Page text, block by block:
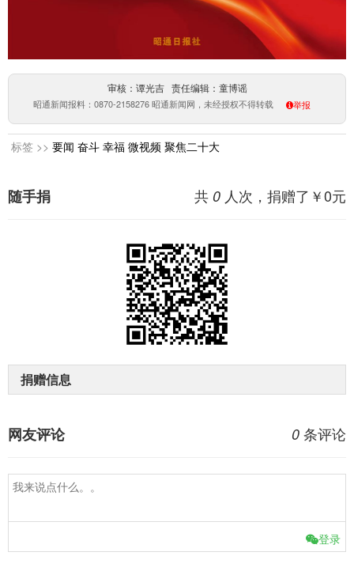
审核：谭光吉 责任编辑：童博谣
昭通新闻报料：0870-2158276 昭通新闻网，未经授权不得转载 举报
标签 >> 要闻 奋斗 幸福 微视频 聚焦二十大
共 0 人次，捐赠了￥0元
随手捐
捐赠信息
0 条评论
网友评论
登录